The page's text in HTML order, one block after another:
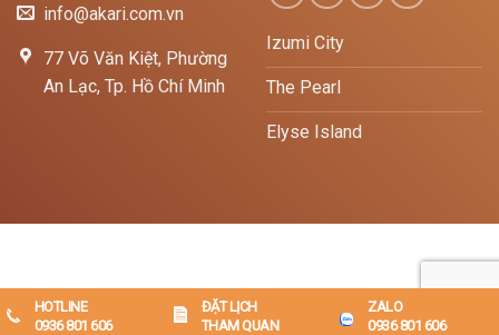
info@akari.com.vn
77 Võ Văn Kiệt, Phường
An Lạc, Tp. Hồ Chí Minh
Izumi City
The Pearl
Elyse Island
HOTLINE
0936 801 606
ĐẶT LỊCH
THAM QUAN
ZALO
0936 801 606
Copyright 2026 © Akari.com.vn